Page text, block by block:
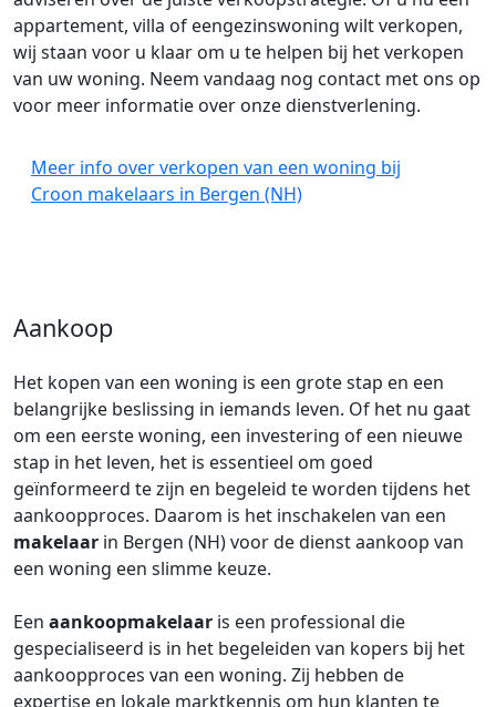
appartement, villa of eengezinswoning wilt verkopen,
wij staan voor u klaar om u te helpen bij het verkopen
van uw woning. Neem vandaag nog contact met ons op
voor meer informatie over onze dienstverlening.
Meer info over verkopen van een woning bij
Croon makelaars in Bergen (NH)
Aankoop
Het kopen van een woning is een grote stap en een
belangrijke beslissing in iemands leven. Of het nu gaat
om een eerste woning, een investering of een nieuwe
stap in het leven, het is essentieel om goed
geïnformeerd te zijn en begeleid te worden tijdens het
aankoopproces. Daarom is het inschakelen van een
makelaar in Bergen (NH) voor de dienst aankoop van
een woning een slimme keuze.
Een aankoopmakelaar is een professional die
gespecialiseerd is in het begeleiden van kopers bij het
aankoopproces van een woning. Zij hebben de
expertise en lokale marktkennis om hun klanten te